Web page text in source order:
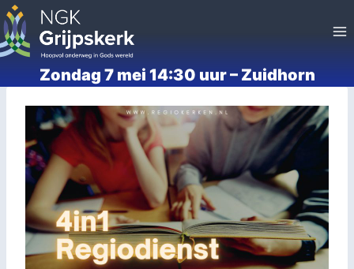
Doorgaan
naar
inhoud
Zondag 7 mei 14:30 uur – Zuidhorn